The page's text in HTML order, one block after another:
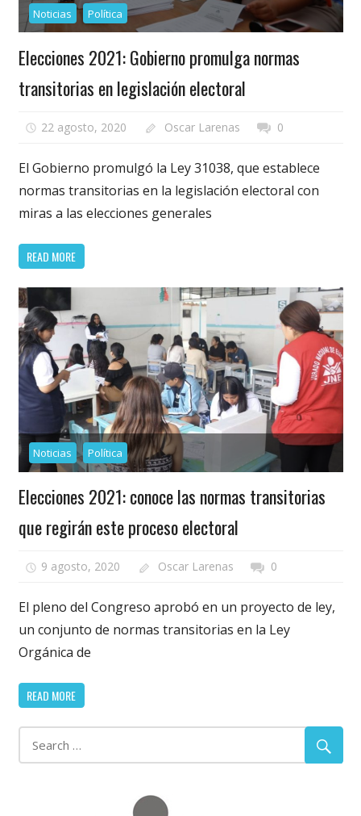
Noticias Política
Elecciones 2021: Gobierno promulga normas
transitorias en legislación electoral
22 agosto, 2020 Oscar Larenas 0
El Gobierno promulgó la Ley 31038, que establece
normas transitorias en la legislación electoral con
miras a las elecciones generales
READ MORE
Noticias Política
Elecciones 2021: conoce las normas transitorias
que regirán este proceso electoral
9 agosto, 2020 Oscar Larenas 0
El pleno del Congreso aprobó en un proyecto de ley,
un conjunto de normas transitorias en la Ley
Orgánica de
READ MORE